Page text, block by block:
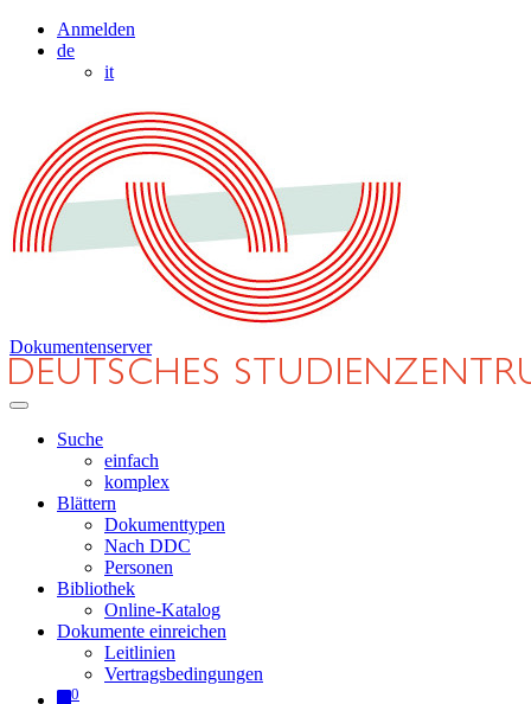
Anmelden
de
it
Dokumentenserver
Suche
einfach
komplex
Blättern
Dokumenttypen
Nach DDC
Personen
Bibliothek
Online-Katalog
Dokumente einreichen
Leitlinien
Vertragsbedingungen
0